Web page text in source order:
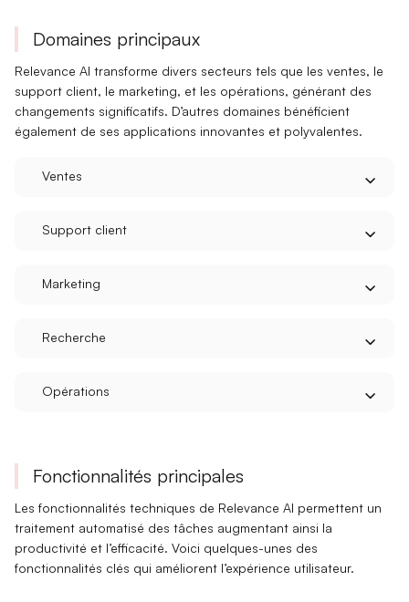
Domaines principaux
Relevance AI transforme divers secteurs tels que les ventes, le
support client, le marketing, et les opérations, générant des
changements significatifs. D’autres domaines bénéficient
également de ses applications innovantes et polyvalentes.
Ventes
Support client
Marketing
Recherche
Opérations
Fonctionnalités principales
Les fonctionnalités techniques de Relevance AI permettent un
traitement automatisé des tâches augmentant ainsi la
productivité et l’efficacité. Voici quelques-unes des
fonctionnalités clés qui améliorent l’expérience utilisateur.